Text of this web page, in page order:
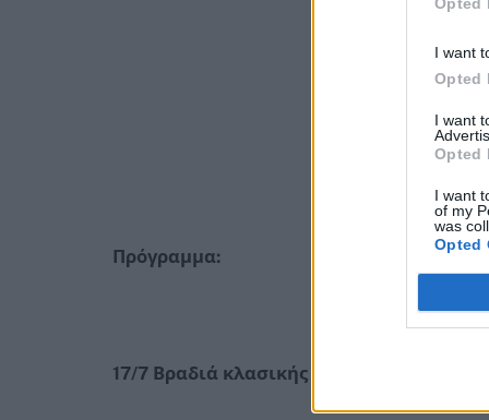
I want
Opted
I want
Opted
I want
of my
was
Opted
Πρόγραμμα:
17/7 Βραδιά κλασικής μουσικής για δύο